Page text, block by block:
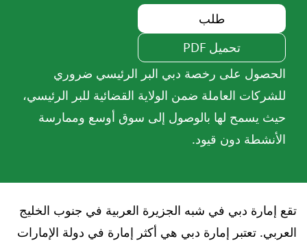
طلب
تحميل PDF
الحصول على رخصة دبي البر الرئيسي ضروري
للشركات العاملة ضمن الولاية القضائية للبر الرئيسي،
حيث يسمح لها بالوصول إلى سوق أوسع وممارسة
الأنشطة دون قيود.
تقع إمارة دبي في شبه الجزيرة العربية في جنوب الخليج
العربي. تعتبر إمارة دبي هي أكثر إمارة في دولة الإمارات